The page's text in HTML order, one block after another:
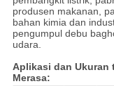
produsen makanan,
bahan kimia dan
pengumpul debu
udara.
Aplikasi dan Ukuran
Merasa: